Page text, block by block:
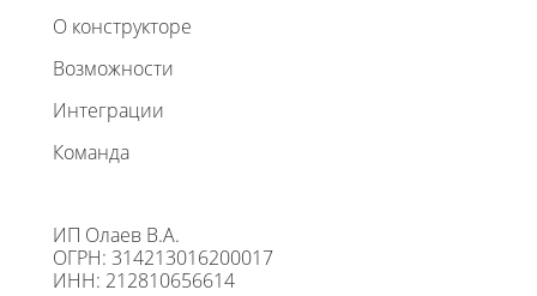
О конструкторе
Возможности
Интеграции
Команда
ИП Олаев В.А.
ОГРН: 314213016200017
ИНН: 212810656614